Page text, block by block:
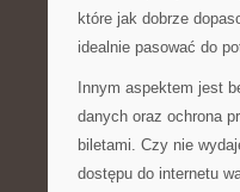
które jak dobrze
idealnie pasować do
Innym aspektem jest
danych oraz ochrona
biletami. Czy nie
dostępu do internetu